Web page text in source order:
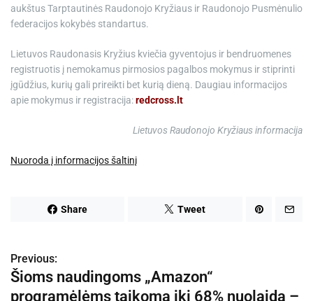
aukštus Tarptautinės Raudonojo Kryžiaus ir Raudonojo Pusmėnulio
federacijos kokybės standartus.
Lietuvos Raudonasis Kryžius kviečia gyventojus ir bendruomenes
registruotis į nemokamus pirmosios pagalbos mokymus ir stiprinti
įgūdžius, kurių gali prireikti bet kurią dieną. Daugiau informacijos
apie mokymus ir registracija:redcross.lt
Lietuvos Raudonojo Kryžiaus informacija
Nuoroda į informacijos šaltinį
Share Tweet
N
a
Previous:
Šioms naudingoms „Amazon“
programėlėms taikoma iki 68% nuolaida –